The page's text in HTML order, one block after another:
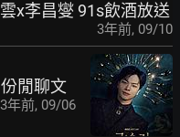
x李昌燮 91s飲酒放送
3年前, 09/10
閒聊文
3年前, 09/06